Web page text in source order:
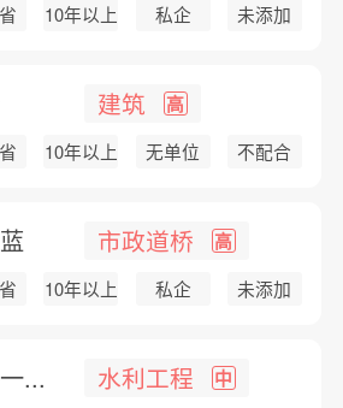
10年以上 私企 未添加
建筑 高
10年以上 无单位 不配合
市政道桥 高
10年以上 私企 未添加
... 水利工程 中